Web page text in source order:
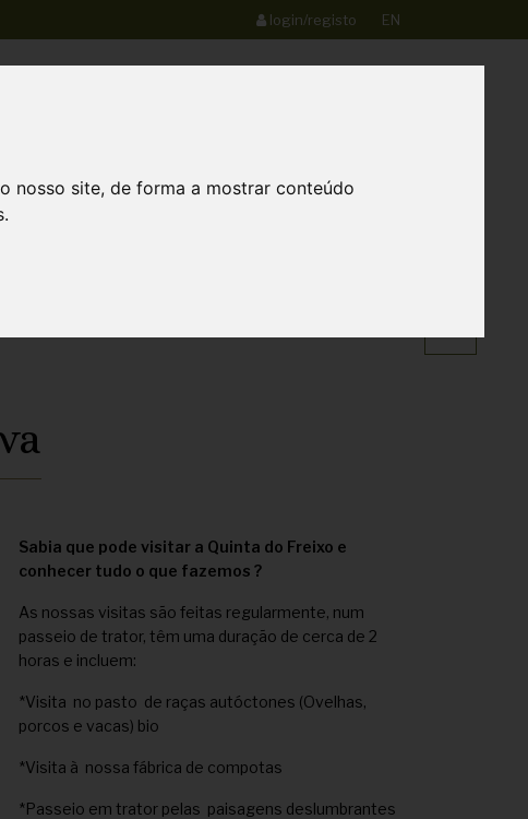
nosso site, de forma a mostrar conteúdo
login/registo EN
Sabia que pode visitar a Quinta do Freixo e
conhecer tudo o que fazemos ?
As nossas visitas são feitas regularmente, num
passeio de trator, têm uma duração de cerca de 2
horas e incluem:
*Visita no pasto de raças autóctones (Ovelhas,
porcos e vacas) bio
*Visita à nossa fábrica de compotas
*Passeio em trator pelas paisagens deslumbrantes